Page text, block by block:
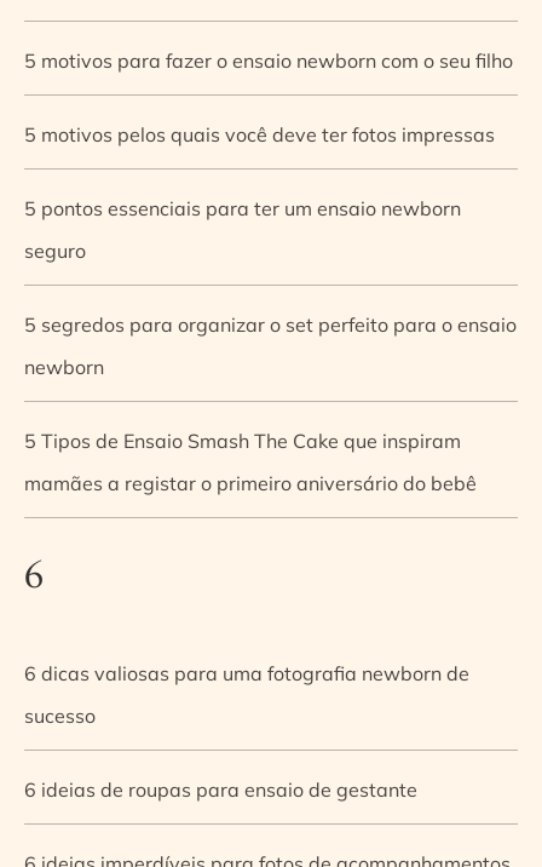
5 motivos para fazer o ensaio newborn com o seu filho
5 motivos pelos quais você deve ter fotos impressas
5 pontos essenciais para ter um ensaio newborn
seguro
5 segredos para organizar o set perfeito para o ensaio
newborn
5 Tipos de Ensaio Smash The Cake que inspiram
mamães a registar o primeiro aniversário do bebê
6
6 dicas valiosas para uma fotografia newborn de
sucesso
6 ideias de roupas para ensaio de gestante